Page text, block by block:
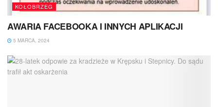
KOŁOBRZEG
AWARIA FACEBOOKA I INNYCH APLIKACJI
5 MARCA, 2024